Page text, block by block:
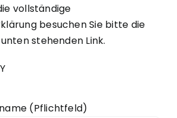
vollständige
besuchen Sie bitte die
stehenden Link.
(Pflichtfeld)